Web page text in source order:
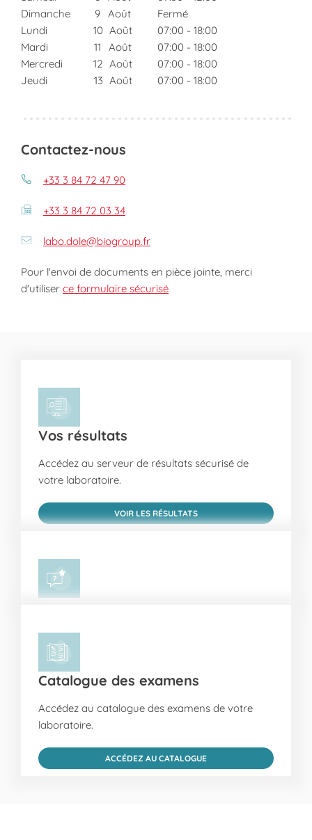
Dimanche
9 Août
Fermé
Lundi
10 Août 07:00 - 18:00
Mardi
11 Août 07:00 - 18:00
Mercredi
12 Août 07:00 - 18:00
Jeudi
13 Août 07:00 - 18:00
Contactez-nous
+33 3 84 72 47 90
+33 3 84 72 03 34
labo.dole@biogroup.fr
Pour l'envoi de documents en pièce jointe, merci
d'utiliser ce formulaire sécurisé
Vos résultats
Accédez au serveur de résultats sécurisé de
votre laboratoire.
VOIR LES RÉSULTATS
Catalogue des examens
Accédez au catalogue des examens de votre
laboratoire.
ACCÉDEZ AU CATALOGUE